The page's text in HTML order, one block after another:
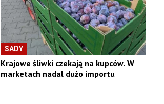
SADY
Krajowe śliwki czekają na kupców. W
marketach nadal dużo importu